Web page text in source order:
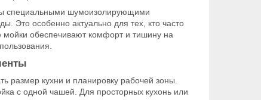
специальными шумоизолирующими
Это особенно актуально для тех, кто часто
мойки обеспечивают комфорт и тишину на
размер кухни и планировку рабочей зоны.
с одной чашей. Для просторных кухонь или